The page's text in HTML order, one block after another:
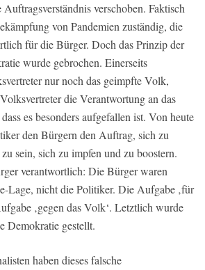
verschoben. Faktisch
von Pandemien zuständig, die
für die Bürger. Doch das Prinzip der
wurde gebrochen. Einerseits
nur noch das geimpfte Volk,
die Verantwortung an das
es besonders aufgefallen ist. Von heute
den Bürgern den Auftrag, sich zu
sein, sich zu impfen und zu boostern.
verantwortlich: Die Bürger waren
Lage, nicht die Politiker. Die Aufgabe ‚für
‚gegen das Volk‘. Letztlich wurde
Demokratie gestellt.
haben dieses falsche